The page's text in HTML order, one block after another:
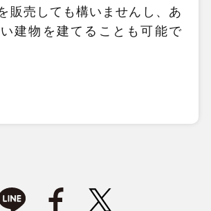
販売しても構いませんし、あ
建物を建てることも可能で